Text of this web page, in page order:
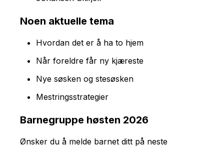
Noen aktuelle tema
Hvordan det er å ha to hjem
Når foreldre får ny kjæreste
Nye søsken og stesøsken
Mestringsstrategier
Barnegruppe høsten 2026
Ønsker du å melde barnet ditt på neste